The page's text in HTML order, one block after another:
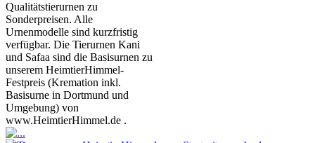
Qualitätstierurnen zu
Sonderpreisen. Alle
Urnenmodelle sind kurzfristig
verfügbar. Die Tierurnen Kani
und Safaa sind die Basisurnen zu
unserem HeimtierHimmel-
Festpreis (Kremation inkl.
Basisurne in Dortmund und
Umgebung) von
www.HeimtierHimmel.de .